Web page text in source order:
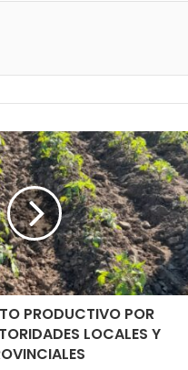
PRODUCTIVO POR
LOCALES Y